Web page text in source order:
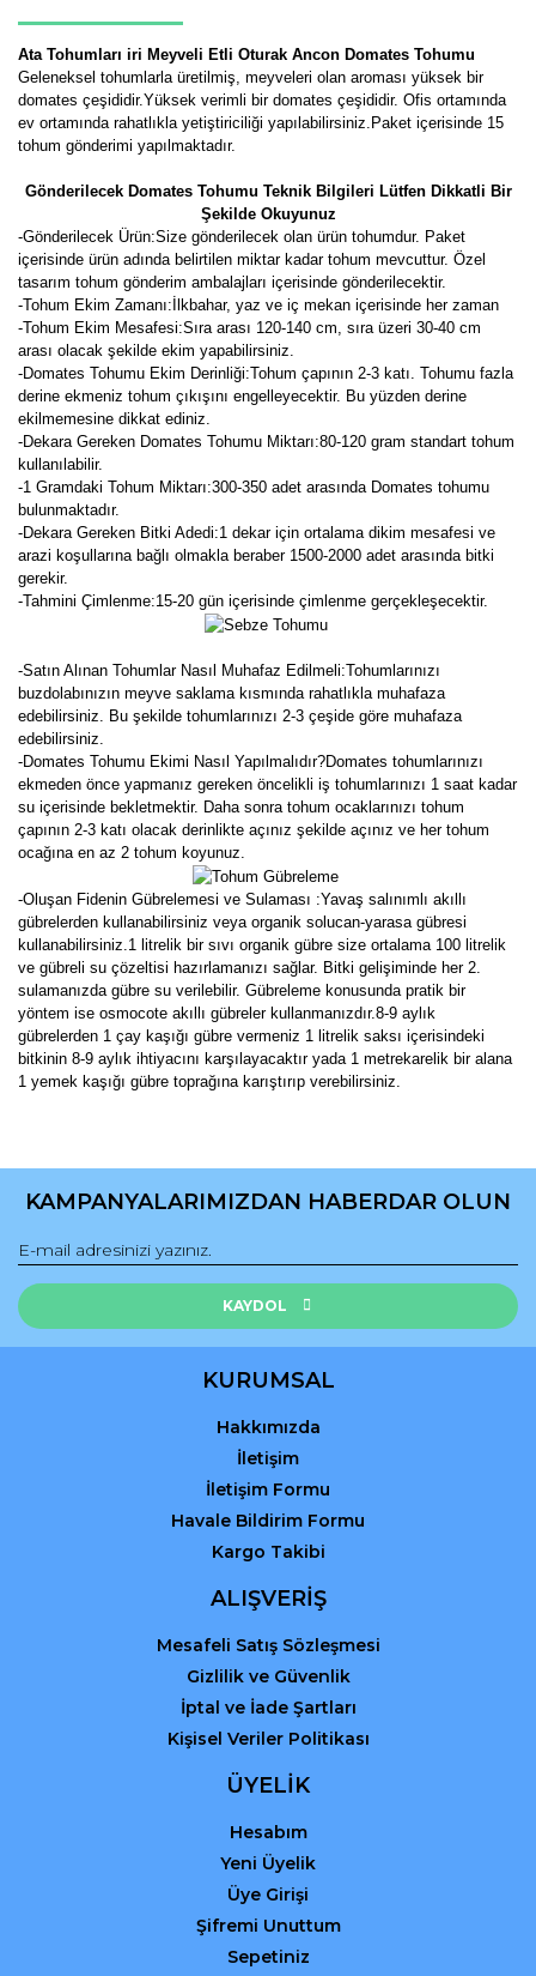
Ata Tohumları iri Meyveli Etli Oturak Ancon Domates Tohumu
Geleneksel tohumlarla üretilmiş, meyveleri olan aroması yüksek bir
domates çeşididir.Yüksek verimli bir domates çeşididir. Ofis ortamında
ev ortamında rahatlıkla yetiştiriciliği yapılabilirsiniz.Paket içerisinde 15
tohum gönderimi yapılmaktadır.
Gönderilecek Domates Tohumu Teknik Bilgileri Lütfen Dikkatli Bir
Şekilde Okuyunuz
-Gönderilecek Ürün:Size gönderilecek olan ürün tohumdur. Paket
içerisinde ürün adında belirtilen miktar kadar tohum mevcuttur. Özel
tasarım tohum gönderim ambalajları içerisinde gönderilecektir.
-Tohum Ekim Zamanı:İlkbahar, yaz ve iç mekan içerisinde her zaman
-Tohum Ekim Mesafesi:Sıra arası 120-140 cm, sıra üzeri 30-40 cm
arası olacak şekilde ekim yapabilirsiniz.
-Domates Tohumu Ekim Derinliği:Tohum çapının 2-3 katı. Tohumu fazla
derine ekmeniz tohum çıkışını engelleyecektir. Bu yüzden derine
ekilmemesine dikkat ediniz.
-Dekara Gereken Domates Tohumu Miktarı:80-120 gram standart tohum
kullanılabilir.
-1 Gramdaki Tohum Miktarı:300-350 adet arasında Domates tohumu
bulunmaktadır.
-Dekara Gereken Bitki Adedi:1 dekar için ortalama dikim mesafesi ve
arazi koşullarına bağlı olmakla beraber 1500-2000 adet arasında bitki
gerekir.
-Tahmini Çimlenme:15-20 gün içerisinde çimlenme gerçekleşecektir.
-Satın Alınan Tohumlar Nasıl Muhafaz Edilmeli:Tohumlarınızı
buzdolabınızın meyve saklama kısmında rahatlıkla muhafaza
edebilirsiniz. Bu şekilde tohumlarınızı 2-3 çeşide göre muhafaza
edebilirsiniz.
-Domates Tohumu Ekimi Nasıl Yapılmalıdır?Domates tohumlarınızı
ekmeden önce yapmanız gereken öncelikli iş tohumlarınızı 1 saat kadar
su içerisinde bekletmektir. Daha sonra tohum ocaklarınızı tohum
çapının 2-3 katı olacak derinlikte açınız şekilde açınız ve her tohum
ocağına en az 2 tohum koyunuz.
-Oluşan Fidenin Gübrelemesi ve Sulaması :Yavaş salınımlı akıllı
gübrelerden kullanabilirsiniz veya organik solucan-yarasa gübresi
kullanabilirsiniz.1 litrelik bir sıvı organik gübre size ortalama 100 litrelik
ve gübreli su çözeltisi hazırlamanızı sağlar. Bitki gelişiminde her 2.
sulamanızda gübre su verilebilir. Gübreleme konusunda pratik bir
yöntem ise osmocote akıllı gübreler kullanmanızdır.8-9 aylık
gübrelerden 1 çay kaşığı gübre vermeniz 1 litrelik saksı içerisindeki
bitkinin 8-9 aylık ihtiyacını karşılayacaktır yada 1 metrekarelik bir alana
1 yemek kaşığı gübre toprağına karıştırıp verebilirsiniz.
konularda yetersiz gördüğünüz noktaları öneri formunu
Görüş ve önerileriniz için teşekkür ederiz.
Ürün resmi kalitesiz, bozuk veya görüntülenemiyor.
Ürün açıklamasında eksik bilgiler bulunuyor.
Ürün fiyatı diğer sitelerden daha pahalı.
Gönder
KAMPANYALARIMIZDAN HABERDAR OLUN
KAYDOL
KURUMSAL
Hakkımızda
İletişim
İletişim Formu
Havale Bildirim Formu
Kargo Takibi
ALIŞVERİŞ
Mesafeli Satış Sözleşmesi
Gizlilik ve Güvenlik
İptal ve İade Şartları
Kişisel Veriler Politikası
ÜYELİK
Hesabım
Yeni Üyelik
Üye Girişi
Şifremi Unuttum
Sepetiniz